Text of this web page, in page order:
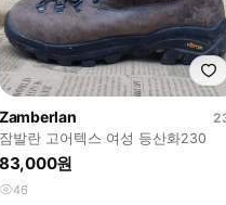
Zamberlan
잠발란 고어텍스 여성 등산화230
83,000원
46